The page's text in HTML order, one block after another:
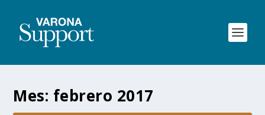
Mes: febrero 2017